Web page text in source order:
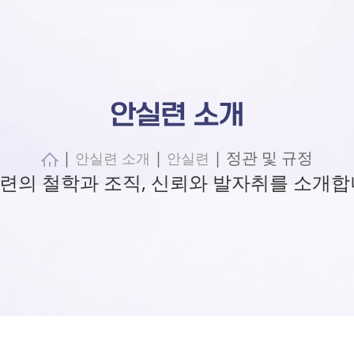
안실련 소개
| 안실련 소개 | 안실련 | 정관 및 규정
의 철학과 조직, 신뢰와 발자취를 소개